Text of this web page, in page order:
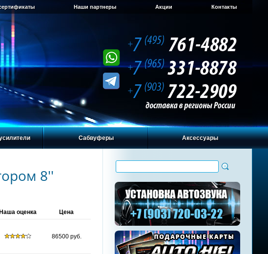
Наши партнеры Акции Контакты
Сабвуферы Аксессуары
8''
Наша оценка Цена
86500 руб.